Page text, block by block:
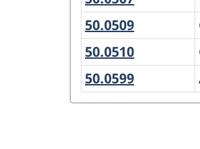
-
Structure
de
la
critique
en
scène
théâtrale
50.0509
musicale
50.0510
de
costumes
50.0599